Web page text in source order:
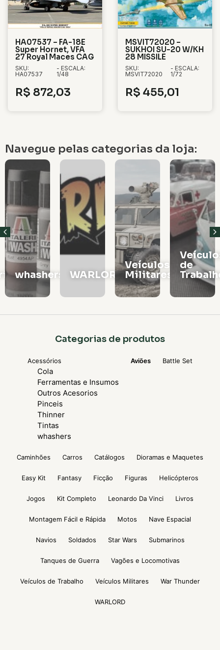
HA07537 – FA-18E
Super Hornet, VFA
27 Royal Maces CAG
SKU:
HA07537
- ESCALA:
1/48
R$ 872,03
MSVIT72020 –
SUKHOI SU-20 W/KH
28 MISSILE
SKU:
MSVIT72020
- ESCALA:
1/72
R$ 455,01
Navegue pelas categorias da loja:
WARLORD Militares
Veículos
de
Trabalho
Vagões
e
Categorias de produtos
Acessórios
Cola
Ferramentas e Insumos
Outros Acesorios
Pinceis
Thinner
Tintas
whashers
Aviões Battle Set
Caminhões Carros Catálogos Dioramas e Maquetes
Easy Kit Fantasy Ficção Figuras Helicópteros
Jogos Kit Completo Leonardo Da Vinci Livros
Montagem Fácil e Rápida Motos Nave Espacial
Navios Soldados Star Wars Submarinos
Tanques de Guerra Vagões e Locomotivas
Veículos de Trabalho Veículos Militares War Thunder
WARLORD